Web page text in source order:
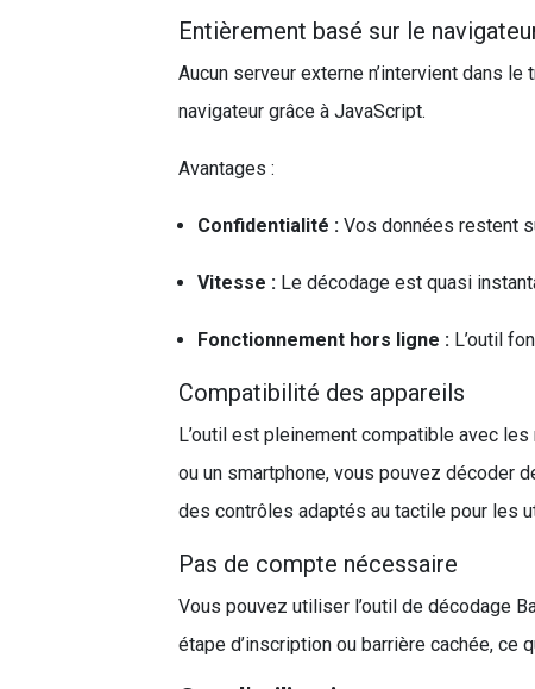
Entièrement basé sur le
Aucun serveur externe n’intervient dans
navigateur grâce à JavaScript.
Avantages :
Confidentialité : Vos données restent
Vitesse : Le décodage est quasi
Fonctionnement hors ligne : L’outil
Compatibilité des appareils
L’outil est pleinement compatible avec
ou un smartphone, vous pouvez décoder
des contrôles adaptés au tactile pour les
Pas de compte nécessaire
Vous pouvez utiliser l’outil de décodage
étape d’inscription ou barrière cachée,